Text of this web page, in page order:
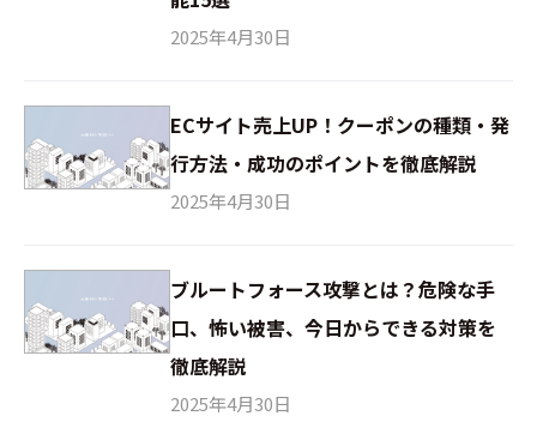
2025年4月30日
ECサイト売上UP！クーポンの種類・発
行方法・成功のポイントを徹底解説
2025年4月30日
ブルートフォース攻撃とは？危険な手
口、怖い被害、今日からできる対策を
徹底解説
2025年4月30日